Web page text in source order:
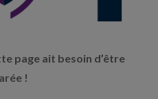
page ait besoin d’être
!